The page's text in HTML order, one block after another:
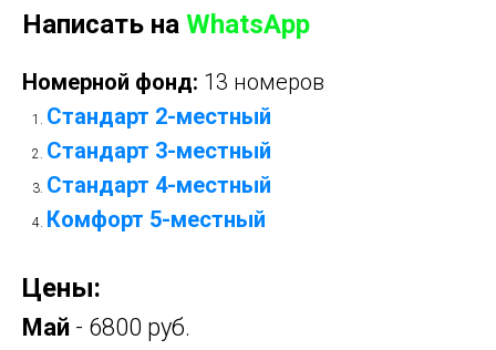
Написать на WhatsApp
Номерной фонд: 13 номеров
Стандарт 2-местный
Стандарт 3-местный
Стандарт 4-местный
Комфорт 5-местный
Цены:
Май - 6800 руб.